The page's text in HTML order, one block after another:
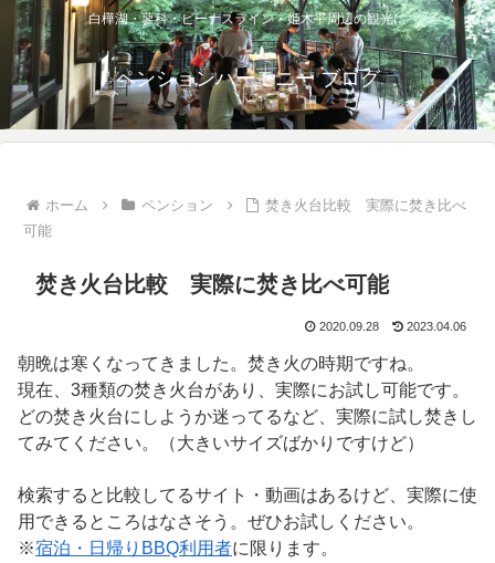
白樺湖・蓼科・ビーナスライン・姫木平周辺の観光に
ペンションハーモニー ブログ
ホーム ペンション
焚き火台比較 実際に焚き比べ
可能
焚き火台比較 実際に焚き比べ可能
2020.09.28 2023.04.06
朝晩は寒くなってきました。焚き火の時期ですね。
現在、3種類の焚き火台があり、実際にお試し可能です。
どの焚き火台にしようか迷ってるなど、実際に試し焚きし
てみてください。（大きいサイズばかりですけど）
検索すると比較してるサイト・動画はあるけど、実際に使
用できるところはなさそう。ぜひお試しください。
※宿泊・日帰りBBQ利用者に限ります。